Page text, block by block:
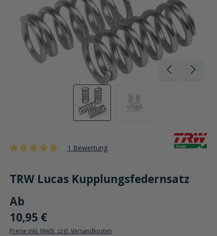
TRW Lucas Kupplungsfedernsatz
Ab
10,95 €